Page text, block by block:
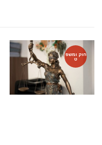
חוק ומשפ
ט